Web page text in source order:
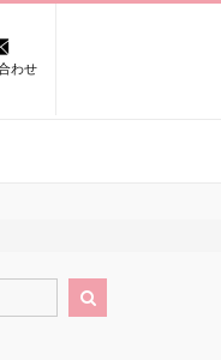
わせ
